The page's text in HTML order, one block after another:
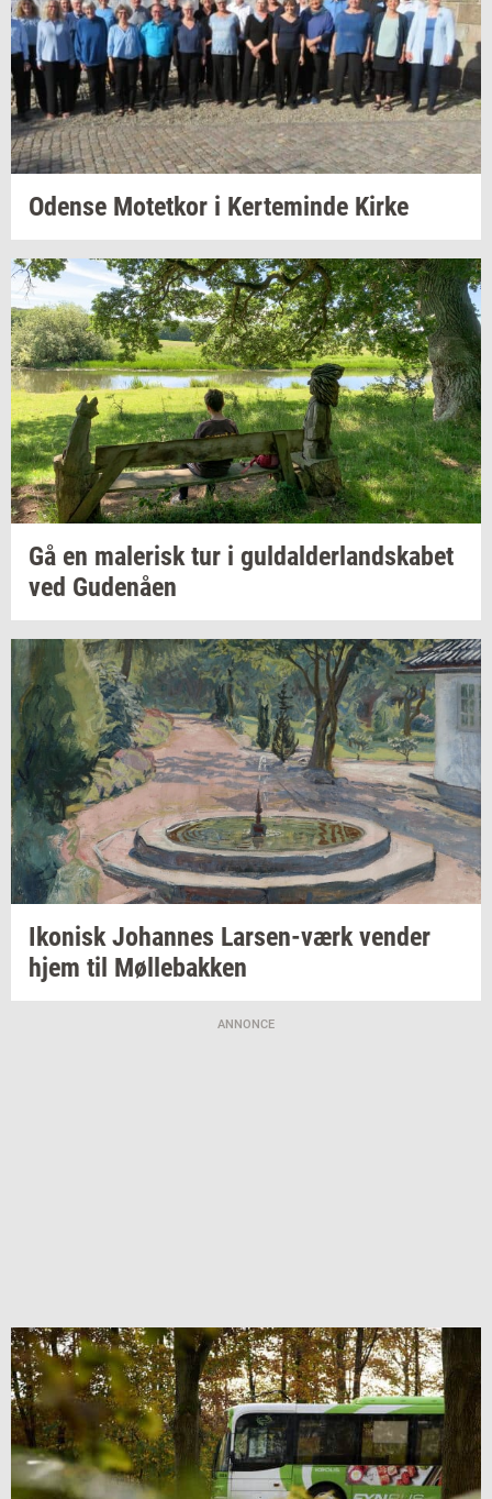
Oden­se Mo­tet­kor i Ker­te­min­de Kirke
Gå en ma­le­risktur i gul­dal­der­land­ska­bet
ved Gu­denå­en
Iko­nisk Jo­han­nes Larsen-​værk ven­der
hjem til Møl­le­bak­ken
ANNONCE